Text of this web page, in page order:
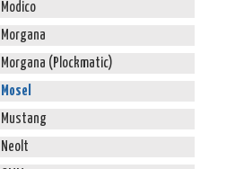
Modico
Morgana
Morgana (Plockmatic)
Mosel
Mustang
Neolt